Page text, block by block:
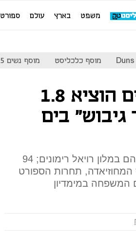
משפט בארץ עולם ספורט
מוסף כלכליסט מוסף נשים 2025
המשרד לביטחון פנים הוציא 1.8
גיבוש" בים
מדובר בגיבוש לעובדים ובני משפחותיהם במלון רויאל רימונים; 94
תחרות הספורט